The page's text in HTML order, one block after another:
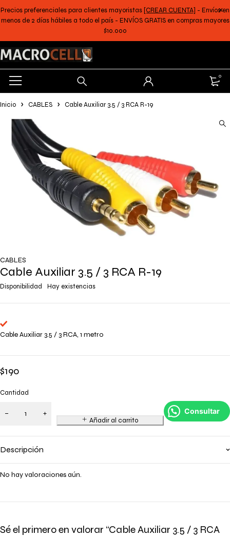
Precios preferenciales para clientes mayoristas [CREAR CUENTA] - Envíos en
menos de 2 días hábiles a todo el país - ENVÍOS GRATIS en compras mayores
$10.000
0
Inicio CABLES Cable Auxiliar 3.5 / 3 RCA R-19
CABLES
Cable Auxiliar 3.5 / 3 RCA R-19
Disponibilidad Hay existencias
Cable Auxiliar 3.5 / 3 RCA, 1 metro
$190
Cantidad
Añadir al carrito
Consultar
Descripción
No hay valoraciones aún.
Sé el primero en valorar “Cable Auxiliar 3.5 / 3 RCA